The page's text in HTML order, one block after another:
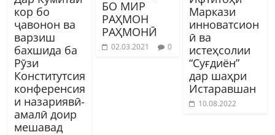
кор бо
ҷавонон ва
варзиш
бахшида ба
Рӯзи
Конститутсия
конференсия
и назариявӣ-
амалӣ доир
мешавад
БО МИР
РАҲМОН
РАҲМОНӢ
02.03.2021 0
Маркази
инноватсион
ӣ ва
истеҳсолии
“Суғдиён”
дар шаҳри
Истаравшан
10.08.2022